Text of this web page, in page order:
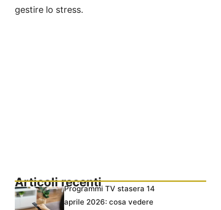
gestire lo stress.
Articoli recentiProgrammi TV stasera 14
aprile 2026: cosa vedere